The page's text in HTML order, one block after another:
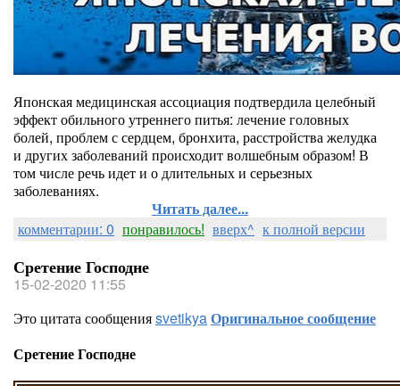
Японская медицинская ассоциация подтвердила целебный
эффект обильного утреннего питья: лечение головных
болей, проблем с сердцем, бронхита, расстройства желудка
и других заболеваний происходит волшебным образом! В
том числе речь идет и о длительных и серьезных
заболеваниях.
Читать далее...
комментарии: 0 понравилось! вверх^ к полной версии
Сретение Господне
15-02-2020 11:55
Это цитата сообщенияsvetikyaОригинальное сообщение
Сретение Господне